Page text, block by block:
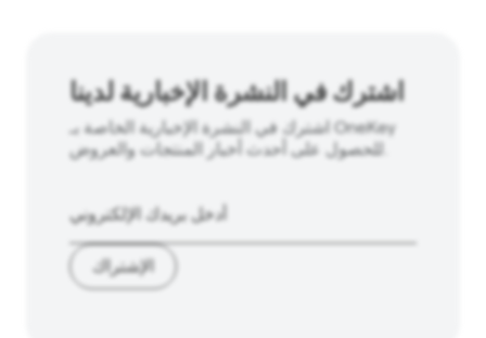
اشترك في النشرة الإخبارية لدينا
اشترك في النشرة الإخبارية الخاصة بـ OneKey
الإشتراك